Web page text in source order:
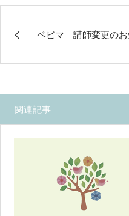
ベビマ 講師変更のお
関連記事